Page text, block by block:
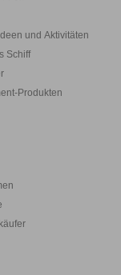
und Aktivitäten
Schiff
Produkten